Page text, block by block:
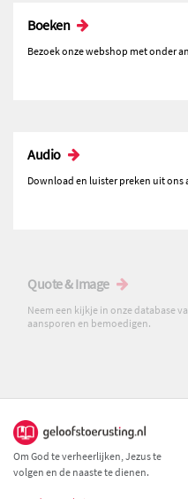
Boeken
Bezoek onze webshop met onder
Audio
Download en luister preken uit ons
Quote & Image
Neem een kijkje in onze database
aansporen en bemoedigen.
Om God te verheerlijken, Jezus te
volgen en de naaste te dienen.